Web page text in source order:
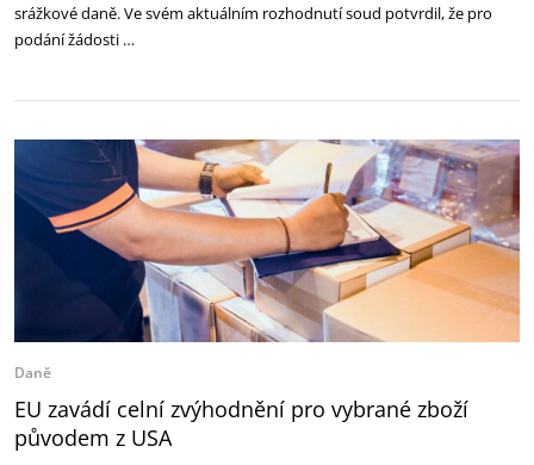
srážkové daně. Ve svém aktuálním rozhodnutí soud potvrdil, že pro
podání žádosti …
Daně
EU zavádí celní zvýhodnění pro vybrané zboží
původem z USA